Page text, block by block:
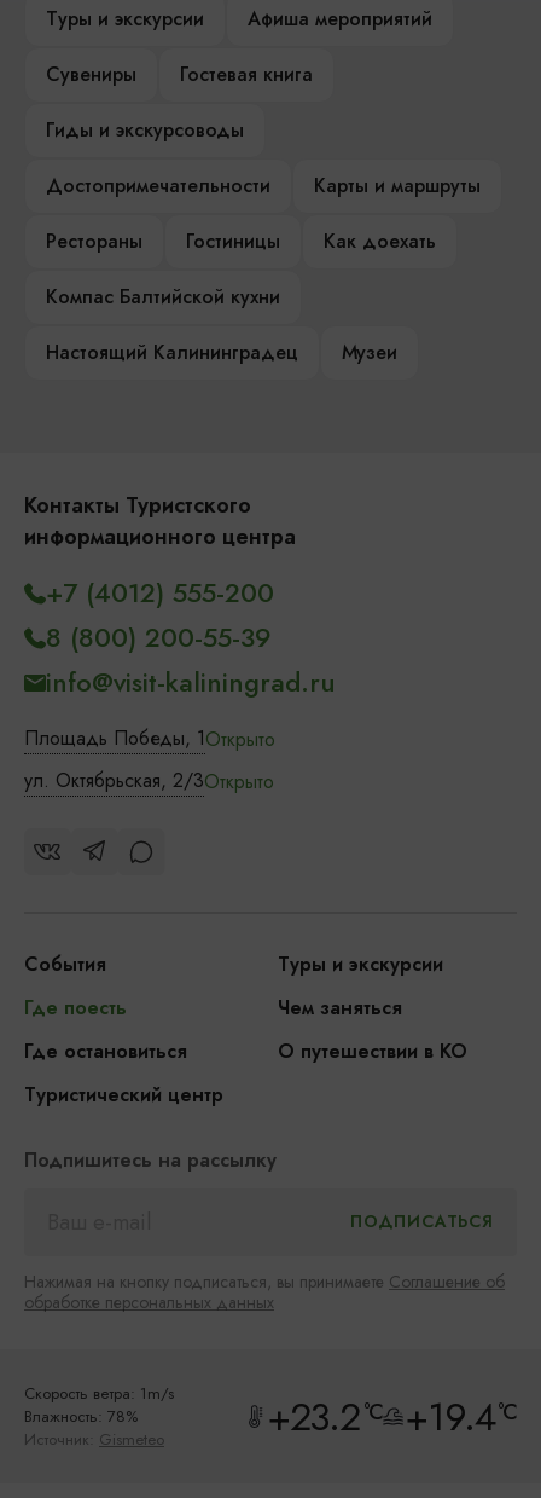
Туры и экскурсии
Афиша мероприятий
Сувениры
Гостевая книга
Гиды и экскурсоводы
Достопримечательности
Карты и маршруты
Рестораны
Гостиницы
Как доехать
Компас Балтийской кухни
Настоящий Калининградец
Музеи
Контакты Туристского
информационного центра
Площадь Победы, 1Открыто
ул. Октябрьская, 2/3Открыто
+7 (4012) 555-200
8 (800) 200-55-39
info@visit-kaliningrad.ru
События
Туры и экскурсии
Где поесть
Чем заняться
Где остановиться
О путешествии в КО
Туристический центр
Подпишитесь на рассылку
Нажимая на кнопку подписаться, вы принимаете Соглашение об
обработке персональных данных
Скорость ветра: 1m/s
Влажность: 78%
Источник: Gismeteo +23.2°C +19.4°C